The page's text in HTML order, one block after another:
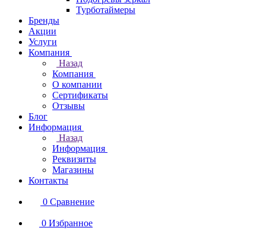
Турботаймеры
Бренды
Акции
Услуги
Компания
Назад
Компания
О компании
Сертификаты
Отзывы
Блог
Информация
Назад
Информация
Реквизиты
Магазины
Контакты
0 Сравнение
0 Избранное